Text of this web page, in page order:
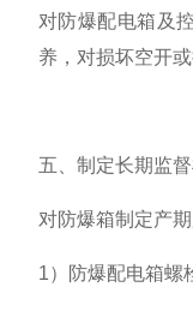
对防爆配电箱及
养，对损坏空开
五、制定长期监
对防爆箱制定产
1）防爆配电箱螺